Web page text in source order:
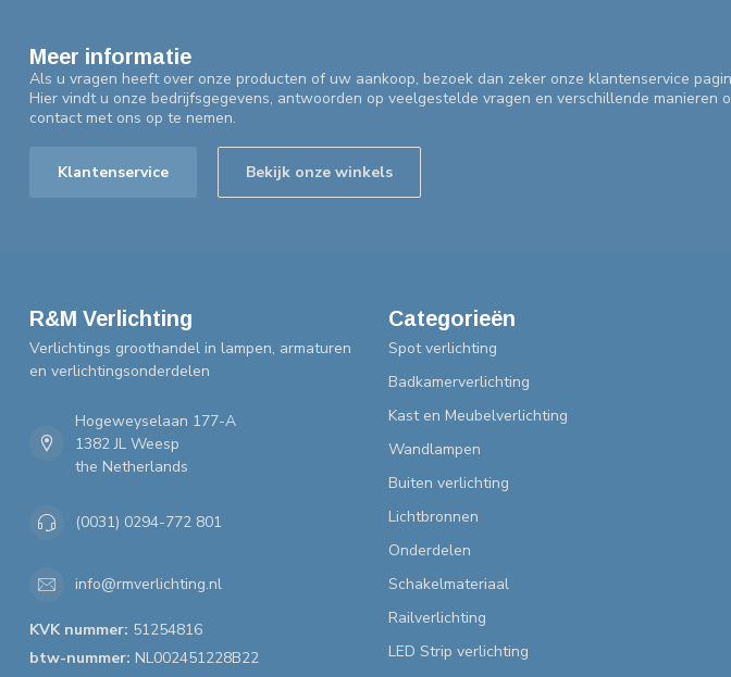
Meer informatie
Als u vragen heeft over onze producten of uw aankoop, bezoek dan zeker onze klantenservice
Hier vindt u onze bedrijfsgegevens, antwoorden op veelgestelde vragen en verschillende manieren
contact met ons op te nemen.
Klantenservice Bekijk onze winkels
R&M Verlichting
Verlichtings groothandel in lampen, armaturen
en verlichtingsonderdelen
Hogeweyselaan 177-A
1382 JL Weesp
the Netherlands
(0031) 0294-772 801
info@rmverlichting.nl
KVK nummer: 51254816
btw-nummer: NL002451228B22
Categorieën
Spot verlichting
Badkamerverlichting
Kast en Meubelverlichting
Wandlampen
Buiten verlichting
Lichtbronnen
Onderdelen
Schakelmateriaal
Railverlichting
LED Strip verlichting